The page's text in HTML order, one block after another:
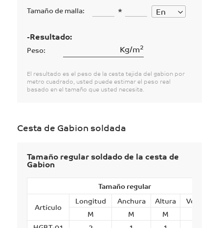
Tamaño de malla: *
En
-Resultado:
Peso: Kg/m2
El resultado es el peso de la cesta tejida del gabion por
metro cuadrado, usted puede estimar el peso real
basado en el tamaño que usted necesita.
Cesta de Gabion soldada
Tamaño regular soldado de la cesta de
Gabion
Tamaño regular
Artículo
Longitud Anchura Altura
Volumen
M
M M